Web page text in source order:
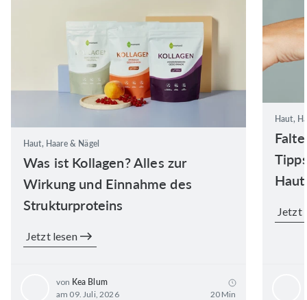
Haut, Haare & Nägel
Was ist Kollagen? Alles zur
Wirkung und Einnahme des
Strukturproteins
Jetzt lesen
von Kea Blum
am 09. Juli, 2026
20 Min
Haut,
Jetzt